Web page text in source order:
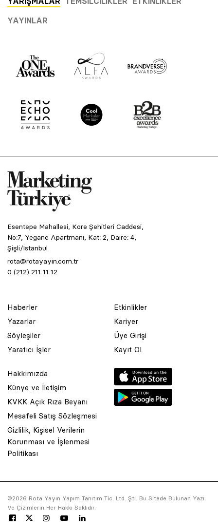
YAYINLAR
Esentepe Mahallesi, Kore Şehitleri Caddesi,
No:7, Yegane Apartmanı, Kat: 2, Daire: 4,
Şişli/İstanbul
rota@rotayayin.com.tr
0 (212) 211 11 12
Haberler
Yazarlar
Söyleşiler
Yaratıcı İşler
Etkinlikler
Kariyer
Üye Girişi
Kayıt Ol
Hakkımızda
Künye ve İletişim
KVKK Açık Rıza Beyanı
Mesafeli Satış Sözleşmesi
Gizlilik, Kişisel Verilerin
Korunması ve İşlenmesi
Politikası
©2026 Rota Yayın Yapım Tanıtım Tic. Ltd. Şti. Bu Sitede Bulunan Yazı
Ve Çizimlerin Her Hakkı Saklıdır.
© 2001 Rota Yayın Yapım Tanıtım Tic. Ltd. Şti. Bu Sitede Bulunan Yazı
Her Hakkı Saklıdır.